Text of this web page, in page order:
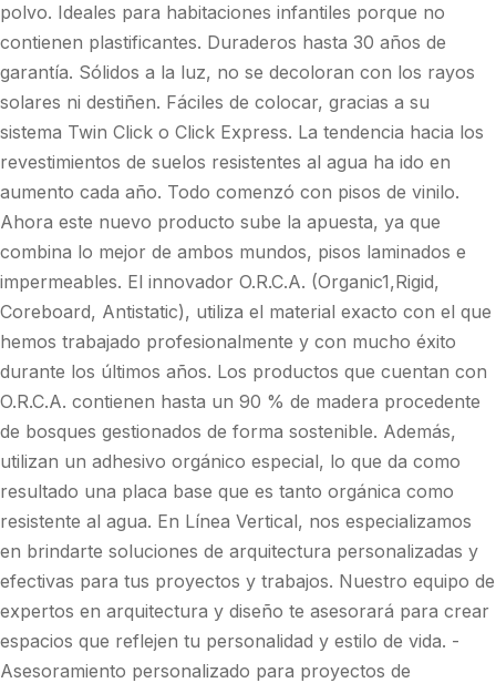
polvo. Ideales para habitaciones infantiles porque no
contienen plastificantes. Duraderos hasta 30 años de
garantía. Sólidos a la luz, no se decoloran con los rayos
solares ni destiñen. Fáciles de colocar, gracias a su
sistema Twin Click o Click Express. La tendencia hacia los
revestimientos de suelos resistentes al agua ha ido en
aumento cada año. Todo comenzó con pisos de vinilo.
Ahora este nuevo producto sube la apuesta, ya que
combina lo mejor de ambos mundos, pisos laminados e
impermeables. El innovador O.R.C.A. (Organic1,Rigid,
Coreboard, Antistatic), utiliza el material exacto con el que
hemos trabajado profesionalmente y con mucho éxito
durante los últimos años. Los productos que cuentan con
O.R.C.A. contienen hasta un 90 % de madera procedente
de bosques gestionados de forma sostenible. Además,
utilizan un adhesivo orgánico especial, lo que da como
resultado una placa base que es tanto orgánica como
resistente al agua. En Línea Vertical, nos especializamos
en brindarte soluciones de arquitectura personalizadas y
efectivas para tus proyectos y trabajos. Nuestro equipo de
expertos en arquitectura y diseño te asesorará para crear
espacios que reflejen tu personalidad y estilo de vida. -
Asesoramiento personalizado para proyectos de